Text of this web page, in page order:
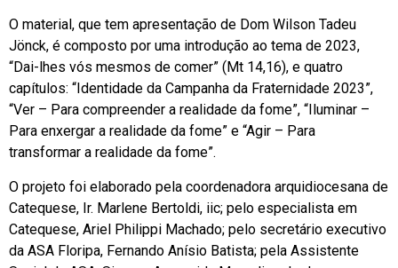
O material, que tem apresentação de Dom Wilson Tadeu
Jönck, é composto por uma introdução ao tema de 2023,
“Dai-lhes vós mesmos de comer” (Mt 14,16), e quatro
capítulos: “Identidade da Campanha da Fraternidade 2023”,
“Ver – Para compreender a realidade da fome”, “Iluminar –
Para enxergar a realidade da fome” e “Agir – Para
transformar a realidade da fome”.
O projeto foi elaborado pela coordenadora arquidiocesana de
Catequese, Ir. Marlene Bertoldi, iic; pelo especialista em
Catequese, Ariel Philippi Machado; pelo secretário executivo
da ASA Floripa, Fernando Anísio Batista; pela Assistente